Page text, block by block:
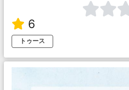
6
トゥース